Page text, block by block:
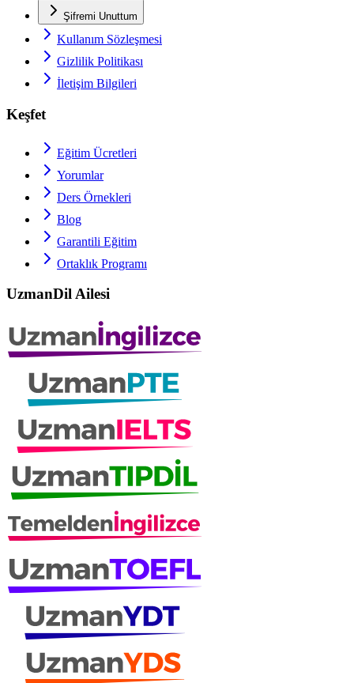
Şifremi Unuttum
Kullanım Sözleşmesi
Gizlilik Politikası
İletişim Bilgileri
Keşfet
Eğitim Ücretleri
Yorumlar
Ders Örnekleri
Blog
Garantili Eğitim
Ortaklık Programı
UzmanDil Ailesi